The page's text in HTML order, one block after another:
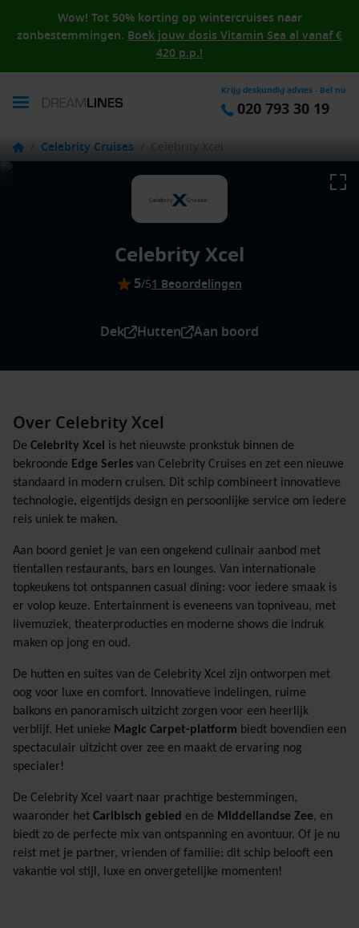
Wow! Tot 50% korting op wintercruises naar
zonbestemmingen. Boek jouw dosis Vitamin Sea al vanaf €
420 p.p.!
Krijg deskundig advies - Bel nu
020 793 30 19
/ Celebrity Cruises / Celebrity Xcel
Celebrity Xcel
5/51 Beoordelingen
Dek Hutten Aan boord
Over Celebrity Xcel
De Celebrity Xcel is het nieuwste pronkstuk binnen de
bekroonde Edge Series van Celebrity Cruises en zet een nieuwe
standaard in modern cruisen. Dit schip combineert innovatieve
technologie, eigentijds design en persoonlijke service om iedere
reis uniek te maken.
Aan boord geniet je van een ongekend culinair aanbod met
tientallen restaurants, bars en lounges. Van internationale
topkeukens tot ontspannen casual dining: voor iedere smaak is
er volop keuze. Entertainment is eveneens van topniveau, met
livemuziek, theaterproducties en moderne shows die indruk
maken op jong en oud.
De hutten en suites van de Celebrity Xcel zijn ontworpen met
oog voor luxe en comfort. Innovatieve indelingen, ruime
balkons en panoramisch uitzicht zorgen voor een heerlijk
verblijf. Het unieke Magic Carpet-platform biedt bovendien een
spectaculair uitzicht over zee en maakt de ervaring nog
specialer!
De Celebrity Xcel vaart naar prachtige bestemmingen,
waaronder het Caribisch gebied en de Middellandse Zee, en
biedt zo de perfecte mix van ontspanning en avontuur. Of je nu
reist met je partner, vrienden of familie: dit schip belooft een
vakantie vol stijl, luxe en onvergetelijke momenten!